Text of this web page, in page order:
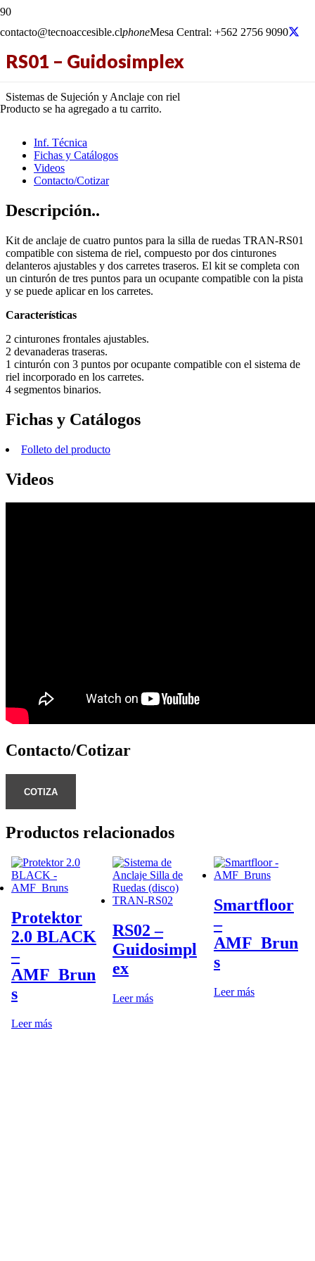
contacto@tecnoaccesible.clphoneMesa Central: +562 2756 9090
Producto se ha agregado a tu carrito.
RS01 – Guidosimplex
Sistemas de Sujeción y Anclaje con riel
Inf. Técnica
Fichas y Catálogos
Videos
Contacto/Cotizar
Descripción..
Kit de anclaje de cuatro puntos para la silla de ruedas TRAN-RS01
compatible con sistema de riel, compuesto por dos cinturones
delanteros ajustables y dos carretes traseros. El kit se completa con
un cinturón de tres puntos para un ocupante compatible con la pista
y se puede aplicar en los carretes.
Características
2 cinturones frontales ajustables.
2 devanaderas traseras.
1 cinturón con 3 puntos por ocupante compatible con el sistema de
riel incorporado en los carretes.
4 segmentos binarios.
Fichas y Catálogos
Folleto del producto
Videos
Contacto/Cotizar
COTIZA
Productos relacionados
Protektor
2.0 BLACK
–
AMF_Brun
s
Leer más
RS02 –
Guidosimpl
ex
Leer más
Smartfloor
–
AMF_Brun
s
Leer más